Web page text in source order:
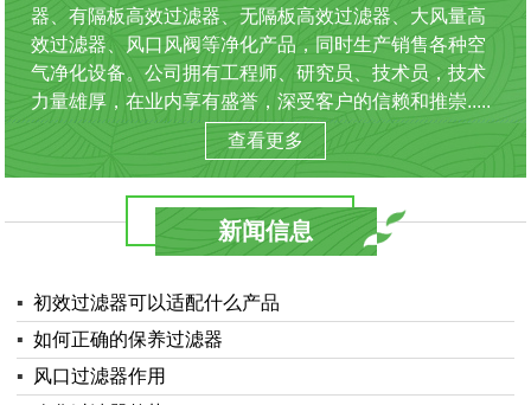
器、有隔板高效过滤器、无隔板高效过滤器、大风量高
效过滤器、风口风阀等净化产品，同时生产销售各种空
气净化设备。公司拥有工程师、研究员、技术员，技术
力量雄厚，在业内享有盛誉，深受客户的信赖和推崇.....
查看更多
新闻信息
▪ 初效过滤器可以适配什么产品
▪ 如何正确的保养过滤器
▪
风口过滤器作用